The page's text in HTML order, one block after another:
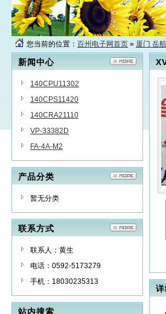
您当前的位置： 百州电子网首页 » 厦门 岳
新闻中心
140CPU11302
140CPS11420
140CRA21110
VP-33382D
FA-4A-M2
产品分类
暂无分类
联系方式
联系人：黄生
电话：0592-5173279
手机：18030235313
站内搜索